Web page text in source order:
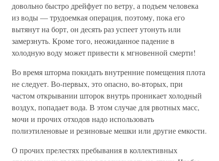
довольно быстро дрейфует по ветру, а подъем человека
из воды — трудоемкая операция, поэтому, пока его
вытянут на борт, он десять раз успеет утонуть или
замерзнуть. Кроме того, неожиданное падение в
холодную воду может привести к мгновенной смерти!
Во время шторма покидать внутренние помещения плота
не следует. Во-первых, это опасно, во-вторых, при
частом открывании шторок внутрь проникает холодный
воздух, попадает вода. В этом случае для рвотных масс,
мочи и прочих отходов надо использовать
полиэтиленовые и резиновые мешки или другие емкости.
О прочих прелестях пребывания в коллективных